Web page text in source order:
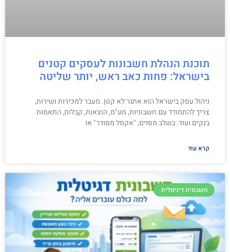
תוכנת הנהלת חשבונות לעסקים קטנים
בישראל: פחות כאב ראש, יותר שליטה
ניהול עסק בישראל הוא אתגר לא קטן. מעבר למכירות ושירות,
צריך להתמודד עם חשבוניות, מע"מ, הוצאות, קבלות, התאמות
בנקים ועוד. בשלב מסוים, "אקסל מסודר" או
קרא עוד
חשבונית דיגיטלית